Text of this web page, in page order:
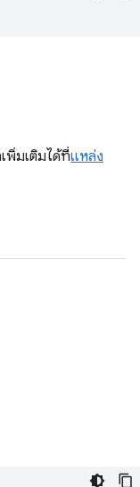
พิ่มเติมได้ที่แหล่ง